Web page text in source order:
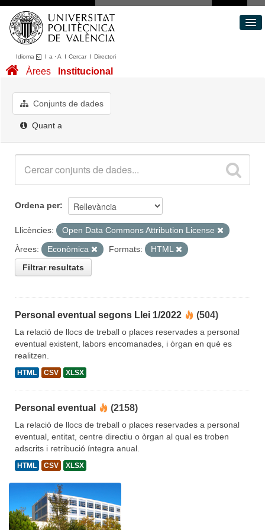
Idioma I a ·A I CercarI Directori
Conjunts de dades
Quant a
Àrees Institucional
Conjunts de dades
Quant a
Ordena per
Llicències:
Open Data Commons Attribution License
Àrees:
Econòmica Formats:
HTML
Filtrar resultats
Personal eventual segons Llei 1/2022 (504)
La relació de llocs de treball o places reservades a personal
eventual existent, labors encomanades, i òrgan en què es
realitzen.
HTML CSV XLSX
Personal eventual (2158)
La relació de llocs de treball o places reservades a personal
eventual, entitat, centre directiu o òrgan al qual es troben
adscrits i retribució íntegra anual.
HTML CSV XLSX